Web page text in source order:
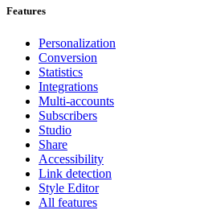
Features
Personalization
Conversion
Statistics
Integrations
Multi-accounts
Subscribers
Studio
Share
Accessibility
Link detection
Style Editor
All features